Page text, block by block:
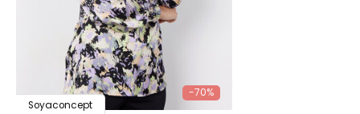
-70%
Soyaconcept